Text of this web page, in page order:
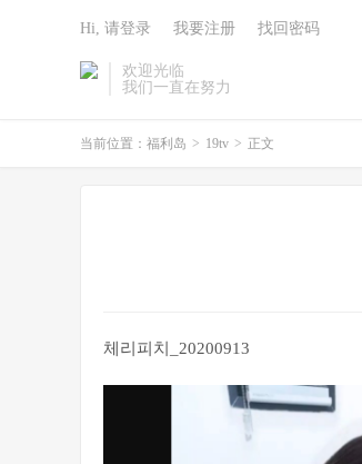
欢迎光临
我们一直在努力
Hi, 请登录 我要注册 找回密码
当前位置： 福利岛 > 19tv > 正文
체리피치_20200913